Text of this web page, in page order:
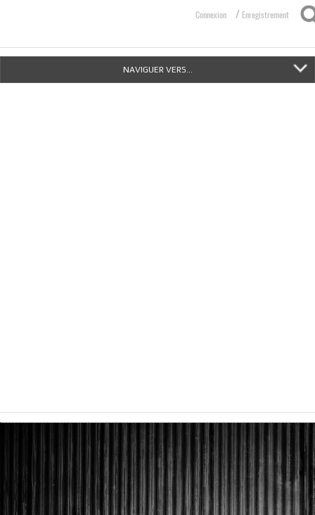
Connexion / Enregistrement
NAVIGUER VERS...